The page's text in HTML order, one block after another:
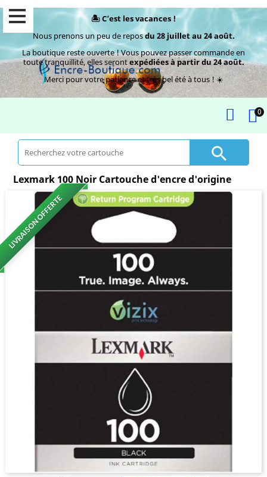
🏝️ C’est les vacances !
Nous prenons un peu de reposdu 28 juillet au 24 août.
La boutique reste ouverte ! Vous pouvez passer commande en
toute tranquillité, elles serontexpédiées à partir du 24 août.
Merci pour votre patience et très bel été à tous ! ☀️
0

Lexmark 100 Noir Cartouche d'encre d'origine
LIVRAISON OFFERTE